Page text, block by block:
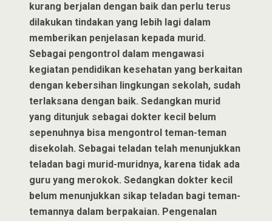
kurang berjalan dengan baik dan perlu terus
dilakukan tindakan yang lebih lagi dalam
memberikan penjelasan kepada murid.
Sebagai pengontrol dalam mengawasi
kegiatan pendidikan kesehatan yang berkaitan
dengan kebersihan lingkungan sekolah, sudah
terlaksana dengan baik. Sedangkan murid
yang ditunjuk sebagai dokter kecil belum
sepenuhnya bisa mengontrol teman-teman
disekolah. Sebagai teladan telah menunjukkan
teladan bagi murid-muridnya, karena tidak ada
guru yang merokok. Sedangkan dokter kecil
belum menunjukkan sikap teladan bagi teman-
temannya dalam berpakaian. Pengenalan